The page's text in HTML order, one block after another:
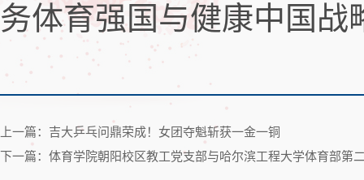
务体育强国与健康中国战
上一篇：吉大乒乓问鼎荣成！女团夺魁斩获一金一铜
下一篇：体育学院朝阳校区教工党支部与哈尔滨工程大学体育部第